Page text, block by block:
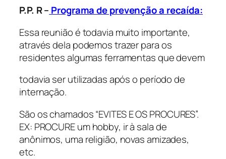
P.P. R – Programa de prevenção a recaída:
Essa reunião é todavia muito importante,
através dela podemos trazer para os
residentes algumas ferramentas que devem
todavia ser utilizadas após o período de
internação.
São os chamados “EVITES E OS PROCURES”.
EX: PROCURE um hobby, ir à sala de
anônimos, uma religião, novas amizades,
etc.